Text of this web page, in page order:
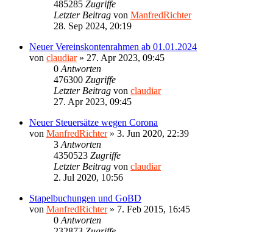
485285 Zugriffe
Letzter Beitrag von ManfredRichter
28. Sep 2024, 20:19
Neuer Vereinskontenrahmen ab 01.01.2024
von claudiar» 27. Apr 2023, 09:45
0 Antworten
476300 Zugriffe
Letzter Beitrag von claudiar
27. Apr 2023, 09:45
Neuer Steuersätze wegen Corona
von ManfredRichter» 3. Jun 2020, 22:39
3 Antworten
4350523 Zugriffe
Letzter Beitrag von claudiar
2. Jul 2020, 10:56
Stapelbuchungen und GoBD
von ManfredRichter» 7. Feb 2015, 16:45
0 Antworten